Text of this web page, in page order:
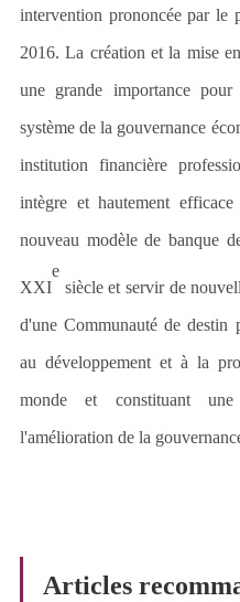
intervention prononcée par
2016. La création et la mise
une grande importance
système de la gouvernance
institution financière
intègre et hautement
nouveau modèle de banque
XXI
e
siècle et servir de
d'une Communauté de destin
au développement et à la
monde et constituant
l'amélioration de la
Articles